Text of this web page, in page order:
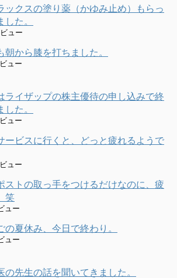
ックスの塗り薬（かゆみ止め）もらっ
した。
ュー
朝から膝を打ちました。
ュー
ライザップの株主優待の申し込みで終
た。
ュー
ービスに行くと、どっと疲れるようで
ュー
ストの取っ手をつけるだけなのに、疲
笑
ュー
の夏休み、今日で終わり。
ュー
の先生の話を聞いてきました。